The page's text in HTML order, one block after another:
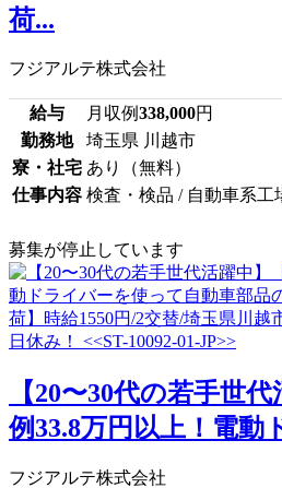
荷...
フジアルテ株式会社
給与 月収例338,000円
勤務地
埼玉県 川越市
寮・社宅 あり（無料）
仕事内容 検査・検品 / 自動車系工
募集が停止しています
【20〜30代の若手世
例33.8万円以上！電動
フジアルテ株式会社